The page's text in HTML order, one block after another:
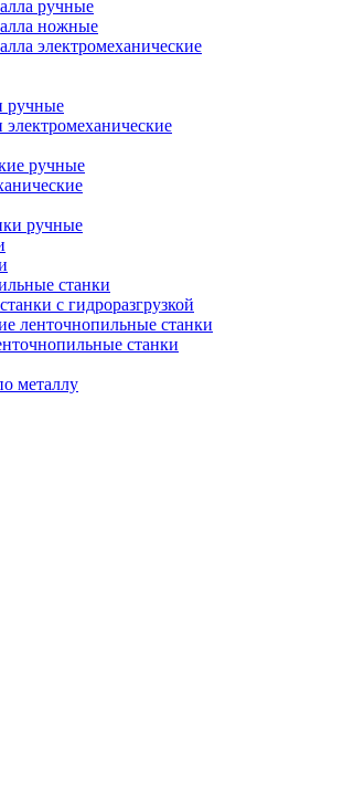
ручные
ножные
электромеханические
ручные
ручные
ручные
станки
с гидроразгрузкой
ленточнопильные станки
станки
металлу